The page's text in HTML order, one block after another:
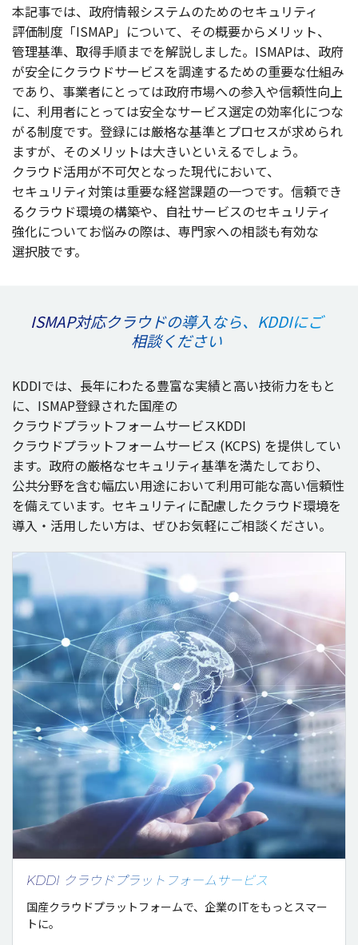
本記事では、 政府情報システムのためのセキュリティ
評価制度 「ISMAP」について、その概要から メリット、
管理基準、 取得手順までを解説しました。ISMAPは、 政府
が安全にクラウドサービスを調達するための重要な仕組み
であり、 事業者にとっては政府市場への参入や信頼性向上
に、 利用者にとっては安全なサービス選定の効率化につな
がる制度です。 登録には厳格な基準と プロセスが求められ
ますが、そのメリットは大きいといえるでしょう。
クラウド活用が不可欠となった現代において、
セキュリティ対策は重要な経営課題の一つです。 信頼でき
るクラウド環境の構築や、 自社サービスのセキュリティ
強化についてお悩みの際は、 専門家への相談も有効な
選択肢です。
ISMAP対応クラウドの導入なら、KDDIにご
相談ください
KDDIでは、 長年にわたる豊富な実績と高い技術力をもと
に、ISMAP登録された国産の
クラウドプラットフォームサービスKDDI
クラウドプラットフォームサービス (KCPS) を提供してい
ます。 政府の厳格なセキュリティ基準を満たしており、
公共分野を含む幅広い用途において利用可能な高い信頼性
を備えています。 セキュリティ に配慮したクラウド環境を
導入 ・ 活用したい方は、ぜひお気軽にご相談ください。
KDDI クラウドプラットフォームサービス
国産クラウドプラットフォームで、企業のITをもっとスマー
トに。